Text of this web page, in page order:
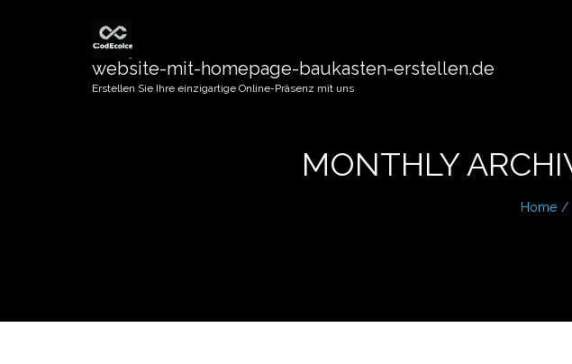
website-mit-homepage-baukasten-erstellen.de
Erstellen Sie Ihre einzigartige Online-Präsenz mit uns
MONTHLY
Home